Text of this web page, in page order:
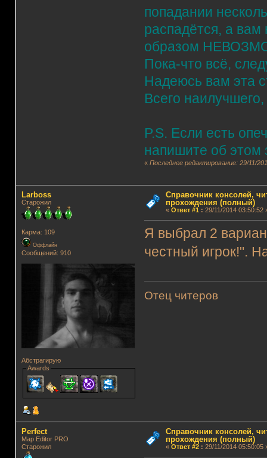
попадании
распадётся, а вам
образом
Пока-что всё,
Надеюсь вам эта
Всего
P.S. Если есть
напишите об этом
«Последнее редактирование: 29/11/
Lаrboss
Старожил
Карма: 109
Оффлайн
Сообщений: 910
Абстрагирую
Awards
Справочник консолей,
прохождения (полный)
« Ответ #1 : 29/11/2014 03:50:52
Я выбрал 2
честный игрок!".
Отец читеров
Perfect
Map Editor PRO
Старожил
Справочник консолей,
прохождения (полный)
« Ответ #2: 29/11/2014 05:50:05